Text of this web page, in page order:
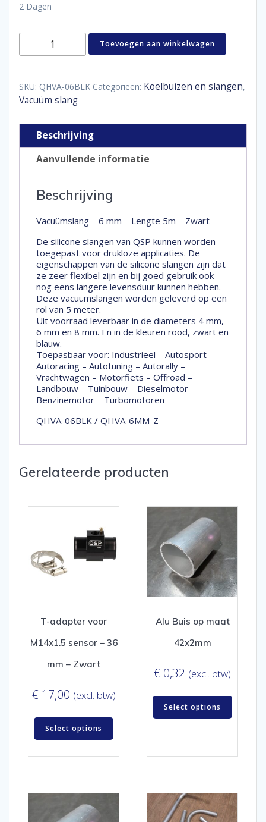
2 Dagen
Vacuümslang
-
Lengte
-
Zwart
aantal
Toevoegen aan winkelwagen
SKU: QHVA-06BLK Categorieën: Koelbuizen en slangen,
Vacuüm slang
Beschrijving
Aanvullende informatie
Beschrijving
Vacuümslang – 6 mm – Lengte 5m – Zwart
De silicone slangen van QSP kunnen worden
toegepast voor drukloze applicaties. De
eigenschappen van de silicone slangen zijn dat
ze zeer flexibel zijn en bij goed gebruik ook
nog eens langere levensduur kunnen hebben.
Deze vacuümslangen worden geleverd op een
rol van 5 meter.
Uit voorraad leverbaar in de diameters 4 mm,
6 mm en 8 mm. En in de kleuren rood, zwart en
blauw.
Toepasbaar voor: Industrieel – Autosport –
Autoracing – Autotuning – Autorally –
Vrachtwagen – Motorfiets – Offroad –
Landbouw – Tuinbouw – Dieselmotor –
Benzinemotor – Turbomotoren
QHVA-06BLK / QHVA-6MM-Z
Gerelateerde producten
T-adapter voor
M14x1.5 sensor – 36
mm – Zwart
€ 17,00 (excl. btw)
Select options
Alu Buis op maat
42x2mm
€ 0,32 (excl. btw)
Select options